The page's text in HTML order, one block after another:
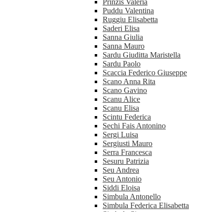
Prinzis Valeria
Puddu Valentina
Ruggiu Elisabetta
Saderi Elisa
Sanna Giulia
Sanna Mauro
Sardu Giuditta Maristella
Sardu Paolo
Scaccia Federico Giuseppe
Scano Anna Rita
Scano Gavino
Scanu Alice
Scanu Elisa
Scintu Federica
Sechi Fais Antonino
Sergi Luisa
Sergiusti Mauro
Serra Francesca
Sesuru Patrizia
Seu Andrea
Seu Antonio
Siddi Eloisa
Simbula Antonello
Simbula Federica Elisabetta